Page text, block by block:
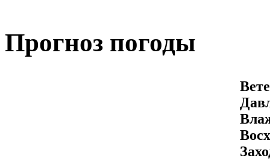
Прогноз погоды